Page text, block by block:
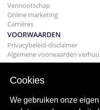
Vennootschap
Online marketing
Carrières
VOORWAARDEN
Privacybeleid-disclaimer
Algemene voorwaarden
BOUWEN
Projecten
Uw huis kopen
Cookies
We gebruiken onze